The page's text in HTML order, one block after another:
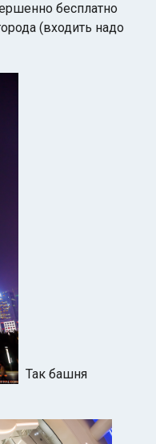
бесплатно
(входить надо
Так башня